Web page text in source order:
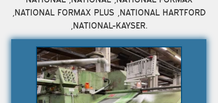
,NATIONAL FORMAX PLUS ,NATIONAL HARTFORD
,NATIONAL-KAYSER.